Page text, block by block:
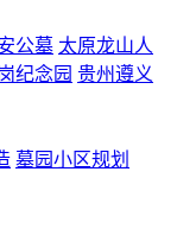
公墓 太原龙山人
纪念园 贵州遵义
墓园小区规划